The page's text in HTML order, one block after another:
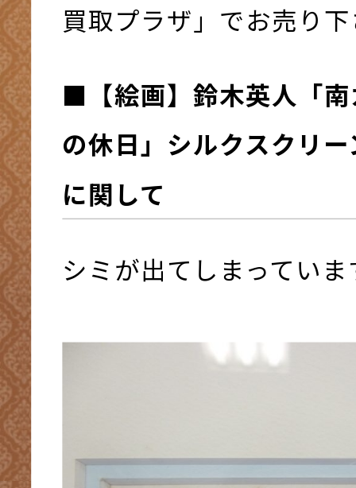
買取プラザ」でお売り
■ 【絵画】鈴木英人「
の休日」シルクスクリ
に関して
シミが出てしまってい